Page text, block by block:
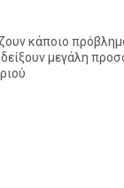
κάποιο
μεγάλη